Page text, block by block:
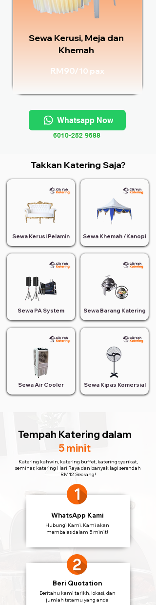
Sewa Kerusi, Meja dan
Khemah
RM90/10 pax
Whatsapp Now
6010-252 9688
Takkan Katering Saja?
Sewa Kerusi Pelamin
Sewa PA System
Sewa Air Cooler
Sewa Khemah /Kanopi
Sewa Barang Katering
Sewa Kipas Komersial
Tempah Katering dalam
5 minit
Katering kahwin, katering buffet, katering syarikat,
seminar, katering Hari Raya dan banyak lagi serendah
RM12 Seorang!
WhatsApp Kami
Hubungi Kami. Kami akan
membalas dalam 5 minit!
Beri Quotation
Beritahu kami tarikh, lokasi, dan
jumlah tetamu yang anda